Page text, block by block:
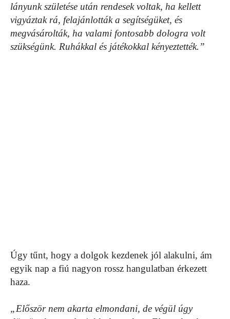
lányunk születése után rendesek voltak, ha kellett
vigyáztak rá, felajánlották a segítségüket, és
megvásárolták, ha valami fontosabb dologra volt
szükségünk. Ruhákkal és játékokkal kényeztették.”
Úgy tűnt, hogy a dolgok kezdenek jól alakulni, ám
egyik nap a fiú nagyon rossz hangulatban érkezett
haza.
„Először nem akarta elmondani, de végül úgy